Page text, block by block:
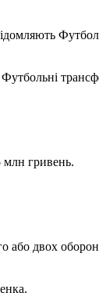
млн гривень.
або двох